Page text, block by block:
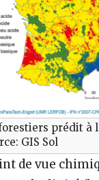
prédit à
GIS Sol
de vue